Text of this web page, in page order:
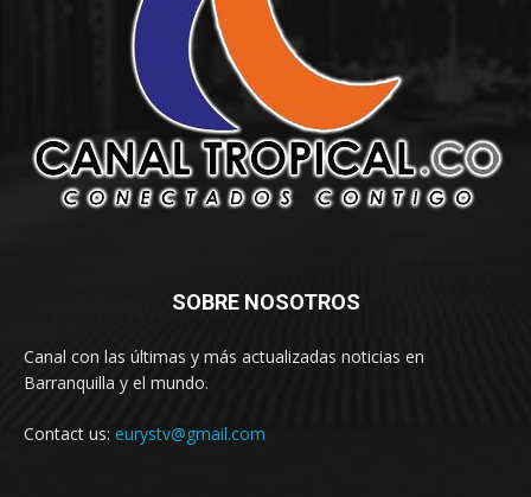
SOBRE NOSOTROS
Canal con las últimas y más actualizadas noticias en
Barranquilla y el mundo.
Contact us: eurystv@gmail.com